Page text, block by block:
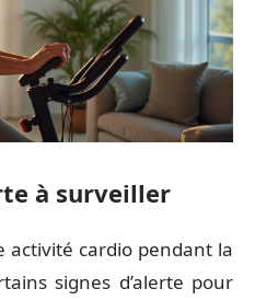
à surveiller
activité cardio pendant la
signes d’alerte pour